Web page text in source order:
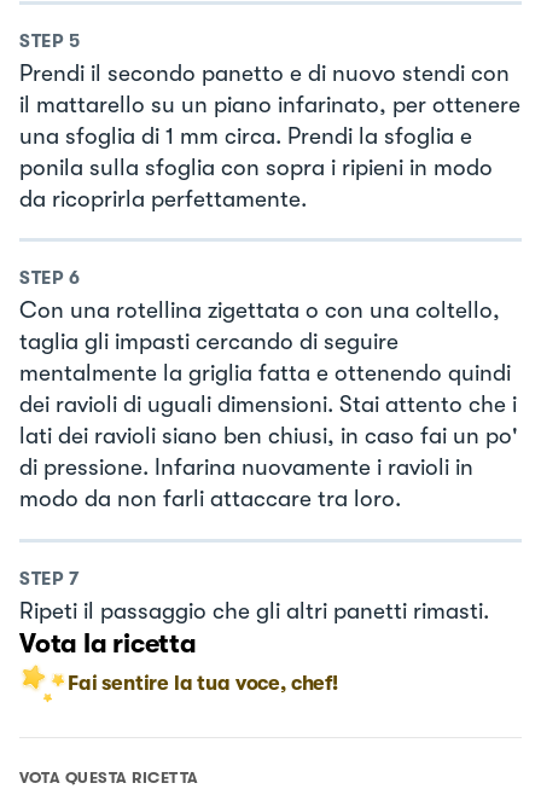
STEP 5
Prendi il secondo panetto e di nuovo stendi con
il mattarello su un piano infarinato, per ottenere
una sfoglia di 1 mm circa. Prendi la sfoglia e
ponila sulla sfoglia con sopra i ripieni in modo
da ricoprirla perfettamente.
STEP 6
Con una rotellina zigettata o con una coltello,
taglia gli impasti cercando di seguire
mentalmente la griglia fatta e ottenendo quindi
dei ravioli di uguali dimensioni. Stai attento che i
lati dei ravioli siano ben chiusi, in caso fai un po'
di pressione. Infarina nuovamente i ravioli in
modo da non farli attaccare tra loro.
STEP 7
Ripeti il passaggio che gli altri panetti rimasti.
Vota la ricetta
Fai sentire la tua voce, chef!
VOTA QUESTA RICETTA